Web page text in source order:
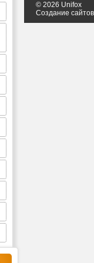
© 2026 Unifox
Создание сайтов